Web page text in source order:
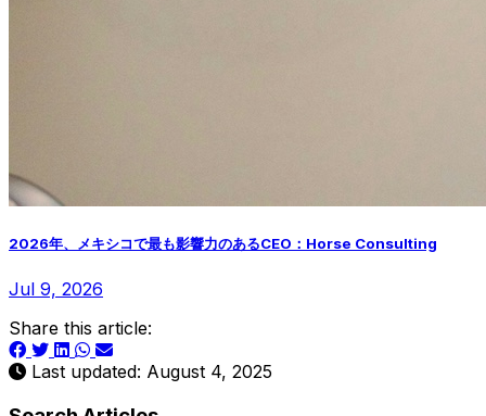
2026年、メキシコで最も影響力のあるCEO：Horse Consulting
Jul 9, 2026
Share this article:
Last updated: August 4, 2025